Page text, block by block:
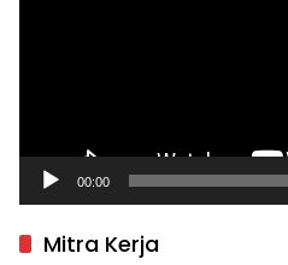
00:00
Mitra Kerja